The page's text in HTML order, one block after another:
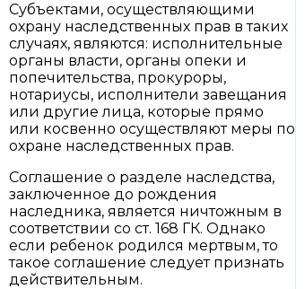
Субъектами, осуществляющими
охрану наследственных прав в таких
случаях, являются: исполнительные
органы власти, органы опеки и
попечительства, прокуроры,
нотариусы, исполнители завещания
или другие лица, которые прямо
или косвенно осуществляют меры по
охране наследственных прав.
Соглашение о разделе наследства,
заключенное до рождения
наследника, является ничтожным в
соответствии со ст. 168 ГК. Однако
если ребенок родился мертвым, то
такое соглашение следует признать
действительным.